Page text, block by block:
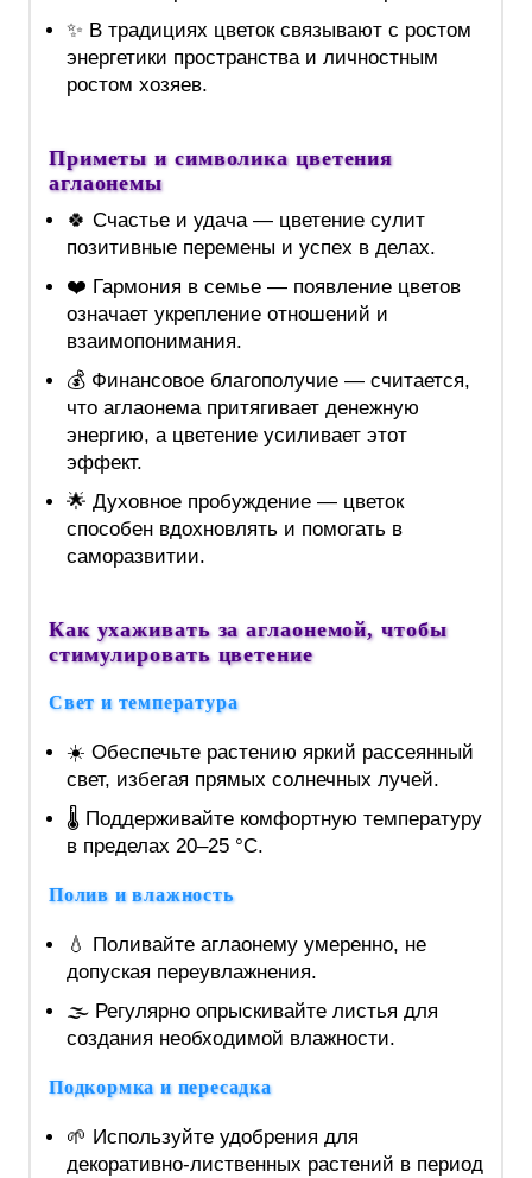
✨ В традициях цветок связывают с ростом
энергетики пространства и личностным
ростом хозяев.
Приметы и символика цветения
аглаонемы
🍀 Счастье и удача — цветение сулит
позитивные перемены и успех в делах.
❤️ Гармония в семье — появление цветов
означает укрепление отношений и
взаимопонимания.
💰 Финансовое благополучие — считается,
что аглаонема притягивает денежную
энергию, а цветение усиливает этот
эффект.
🌟 Духовное пробуждение — цветок
способен вдохновлять и помогать в
саморазвитии.
Как ухаживать за аглаонемой, чтобы
стимулировать цветение
Свет и температура
☀️ Обеспечьте растению яркий рассеянный
свет, избегая прямых солнечных лучей.
🌡️ Поддерживайте комфортную температуру
в пределах 20–25 °C.
Полив и влажность
💧 Поливайте аглаонему умеренно, не
допуская переувлажнения.
🌫️ Регулярно опрыскивайте листья для
создания необходимой влажности.
Подкормка и пересадка
🌱 Используйте удобрения для
декоративно-лиственных растений в период